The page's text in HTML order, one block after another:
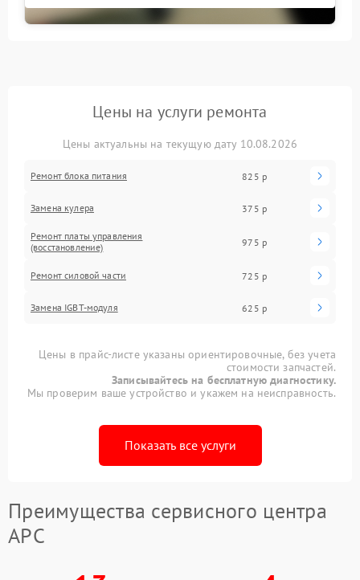
Цены на услуги ремонта
Цены актуальны на текущую дату 10.08.2026
Ремонт блока питания 825 р
Замена кулера 375 р
Ремонт платы управления
(восстановление)
975 р
Ремонт силовой части 725 р
Замена IGBT-модуля 625 р
Цены в прайс-листе указаны ориентировочные, без учета
стоимости запчастей.
Записывайтесь на бесплатную диагностику.
Мы проверим ваше устройство и укажем на неисправность.
Показать все услуги
Преимущества сервисного центра
APC